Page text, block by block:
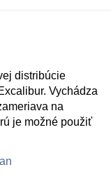
distribúcie
Vychádza
na
je možné použiť